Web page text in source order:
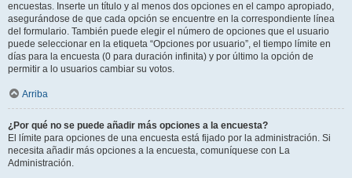
encuestas. Inserte un título y al menos dos opciones en el campo apropiado,
asegurándose de que cada opción se encuentre en la correspondiente línea
del formulario. También puede elegir el número de opciones que el usuario
puede seleccionar en la etiqueta “Opciones por usuario”, el tiempo límite en
días para la encuesta (0 para duración infinita) y por último la opción de
permitir a lo usuarios cambiar su votos.
Arriba
¿Por qué no se puede añadir más opciones a la encuesta?
El límite para opciones de una encuesta está fijado por la administración. Si
necesita añadir más opciones a la encuesta, comuníquese con La
Administración.